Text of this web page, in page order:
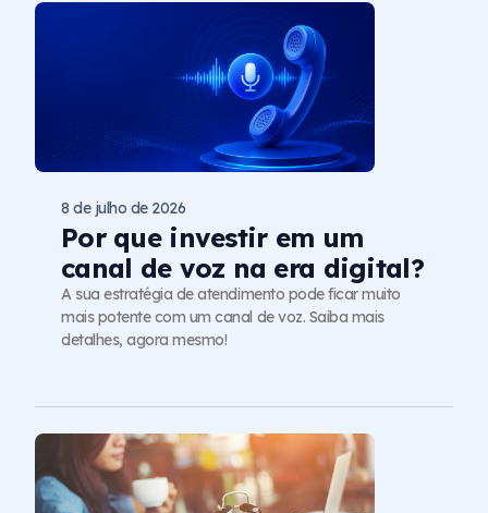
Por que investir em um
canal de voz na era digital?
8 de julho de 2026
A sua estratégia de atendimento pode ficar muito
mais potente com um canal de voz. Saiba mais
detalhes, agora mesmo!